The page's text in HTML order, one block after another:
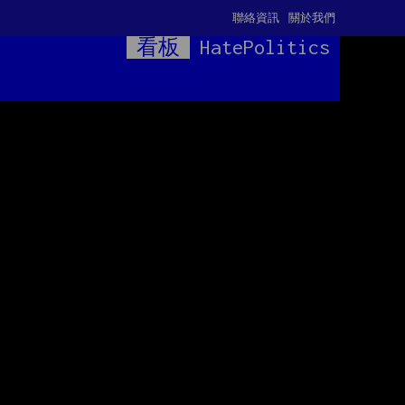
關於我們
聯絡資訊
看板 HatePolitics